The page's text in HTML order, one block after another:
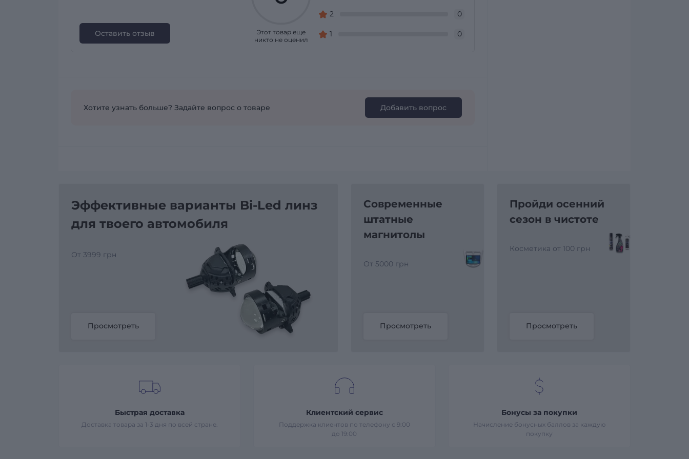
Оставить отзыв
Этот товар еще
никто не оценил
2 0
1 0
Хотите узнать больше? Задайте вопрос о товаре Добавить вопрос
Эффективные варианты Bi-Led линз
для твоего автомобиля
От 3999 грн
Просмотреть
Современные
штатные
магнитолы
От 5000 грн
Просмотреть
Пройди осенний
сезон в чистоте
Косметика от 100 грн
Просмотреть
Быстрая доставка
Доставка товара за 1-3 дня по всей стране.
Клиентский сервис
Поддержка клиентов по телефону с 9:00
до 19:00
Бонусы за покупки
Начисление бонусных баллов за каждую
покупку